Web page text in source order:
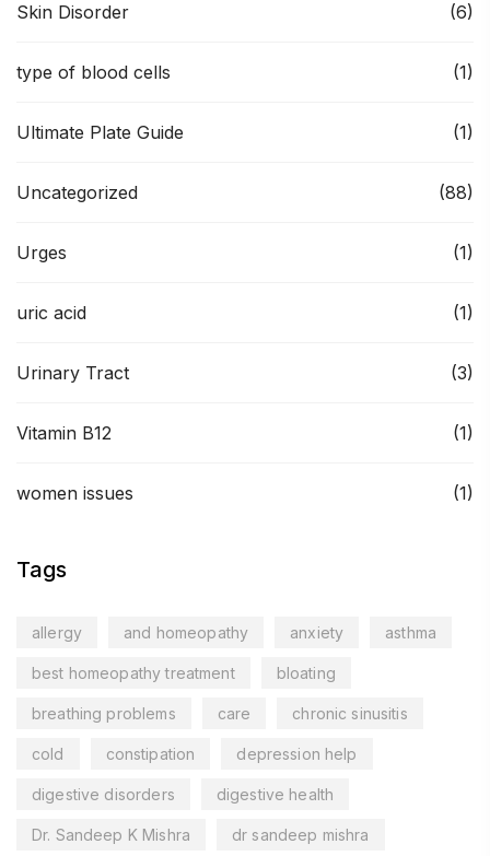
Skin Disorder (6)
type of blood cells (1)
Ultimate Plate Guide (1)
Uncategorized (88)
Urges (1)
uric acid (1)
Urinary Tract (3)
Vitamin B12 (1)
women issues (1)
Tags
allergy and homeopathy anxiety asthma
best homeopathy treatment bloating
breathing problems care chronic sinusitis
cold constipation depression help
digestive disorders digestive health
Dr. Sandeep K Mishra dr sandeep mishra